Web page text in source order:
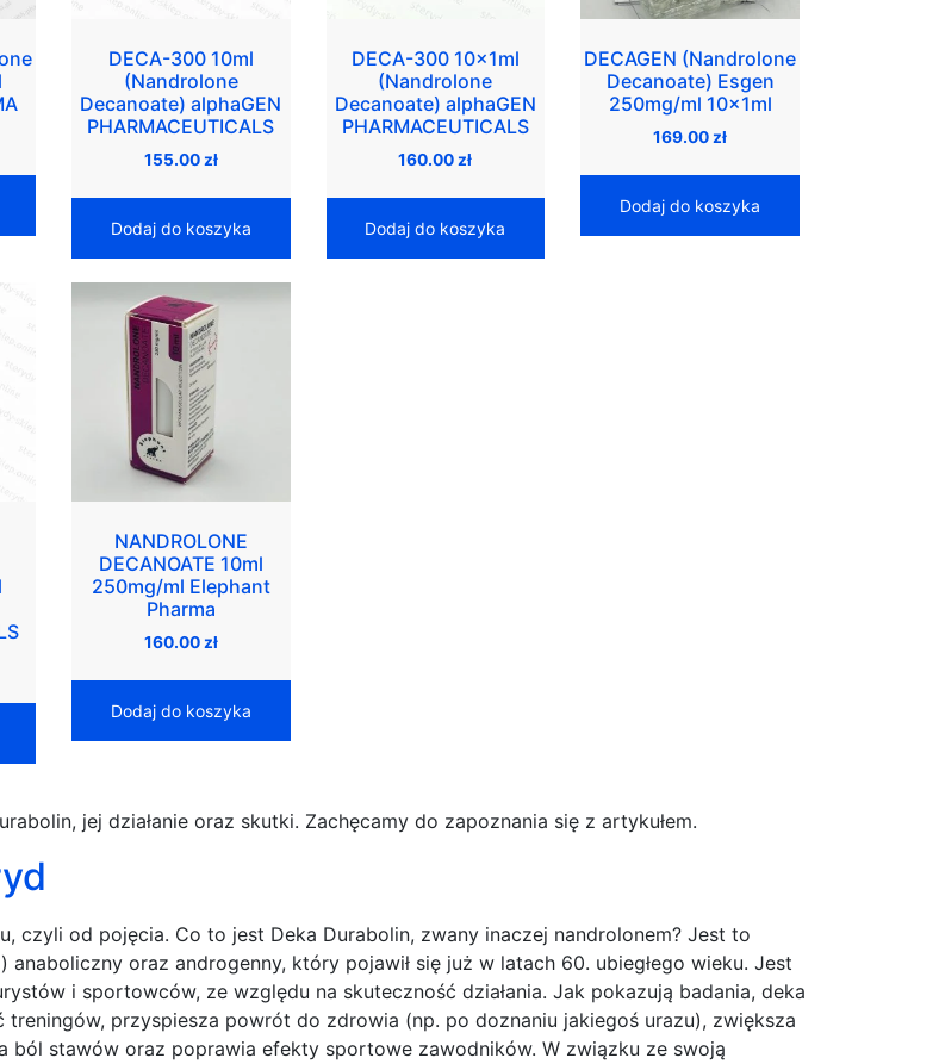
DECA-300 10ml
(Nandrolone
Decanoate) alphaGEN
PHARMACEUTICALS
155.00zł
Dodaj do koszyka
DECA-300 10x1ml
(Nandrolone
Decanoate) alphaGEN
PHARMACEUTICALS
160.00zł
Dodaj do koszyka
DECAGEN (Nandrolone
Decanoate) Esgen
250mg/ml 10x1ml
169.00zł
Dodaj do koszyka
NANDROLONE
DECANOATE 10ml
250mg/ml Elephant
Pharma
160.00 zł
Dodaj do koszyka
jej działanie oraz skutki. Zachęcamy do zapoznania się z artykułem.
czyli od pojęcia. Co to jest Deka Durabolin, zwany inaczej nandrolonem? Jest to
anaboliczny oraz androgenny, który pojawił się już w latach 60. ubiegłego wieku. Jest
i sportowców, ze względu na skuteczność działania. Jak pokazują badania, deka
treningów, przyspiesza powrót do zdrowia (np. po doznaniu jakiegoś urazu), zwiększa
ból stawów oraz poprawia efekty sportowe zawodników. W związku ze swoją